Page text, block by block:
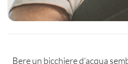
Bere un bicchiere d’acqua